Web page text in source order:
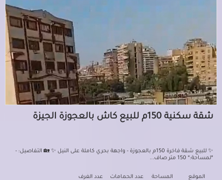
شقة سكنية 150م للبيع كاش بالعجوزة الجيزة
✨ للبيع شقة فاخرة 150م بالعجوزة - واجهة بحري كاملة على النيل ✨ 🏡 التفاصيل: -
*لمساحة:* 150 متر صاف...
الموقع المساحة عدد الحمامات عدد الغرف